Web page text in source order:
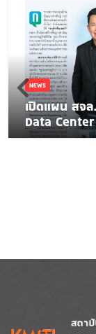
NEWS
เปิดแผน สจ
Data
Image